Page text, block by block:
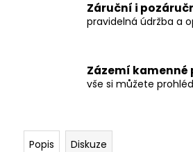
Záruční i
pravidelná údržba a
Zázemí kamenné
vše si můžete
Popis Diskuze